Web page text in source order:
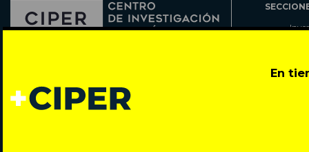
En
Todos los derechos reservados © 2007-2026